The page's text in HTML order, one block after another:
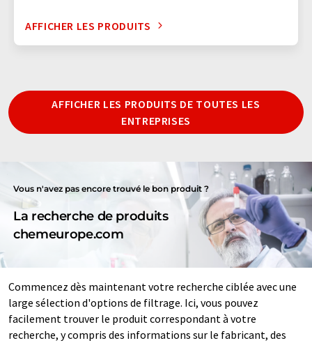
AFFICHER LES PRODUITS
AFFICHER LES PRODUITS DE TOUTES LES
ENTREPRISES
Vous n'avez pas encore trouvé le bon produit ?
La recherche de produits
chemeurope.com
Commencez dès maintenant votre recherche ciblée avec une
large sélection d'options de filtrage. Ici, vous pouvez
facilement trouver le produit correspondant à votre
recherche, y compris des informations sur le fabricant, des